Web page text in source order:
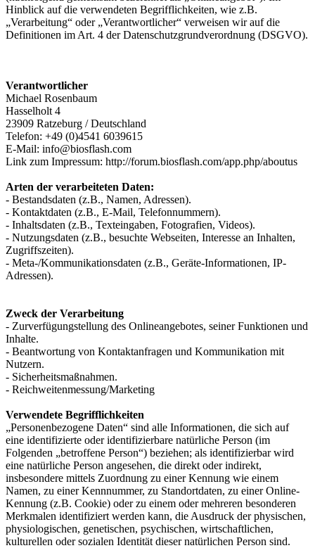
Hinblick auf die verwendeten Begrifflichkeiten, wie z.B.
„Verarbeitung“ oder „Verantwortlicher“ verweisen wir auf die
Definitionen im Art. 4 der Datenschutzgrundverordnung (DSGVO).
Verantwortlicher
Michael Rosenbaum
Hasselholt 4
23909 Ratzeburg / Deutschland
Telefon: +49 (0)4541 6039615
E-Mail: info@biosflash.com
Link zum Impressum: http://forum.biosflash.com/app.php/aboutus
Arten der verarbeiteten Daten:
- Bestandsdaten (z.B., Namen, Adressen).
- Kontaktdaten (z.B., E-Mail, Telefonnummern).
- Inhaltsdaten (z.B., Texteingaben, Fotografien, Videos).
- Nutzungsdaten (z.B., besuchte Webseiten, Interesse an Inhalten,
Zugriffszeiten).
- Meta-/Kommunikationsdaten (z.B., Geräte-Informationen, IP-
Adressen).
Zweck der Verarbeitung
- Zurverfügungstellung des Onlineangebotes, seiner Funktionen und
Inhalte.
- Beantwortung von Kontaktanfragen und Kommunikation mit
Nutzern.
- Sicherheitsmaßnahmen.
- Reichweitenmessung/Marketing
Verwendete Begrifflichkeiten
„Personenbezogene Daten“ sind alle Informationen, die sich auf
eine identifizierte oder identifizierbare natürliche Person (im
Folgenden „betroffene Person“) beziehen; als identifizierbar wird
eine natürliche Person angesehen, die direkt oder indirekt,
insbesondere mittels Zuordnung zu einer Kennung wie einem
Namen, zu einer Kennnummer, zu Standortdaten, zu einer Online-
Kennung (z.B. Cookie) oder zu einem oder mehreren besonderen
Merkmalen identifiziert werden kann, die Ausdruck der physischen,
physiologischen, genetischen, psychischen, wirtschaftlichen,
kulturellen oder sozialen Identität dieser natürlichen Person sind.